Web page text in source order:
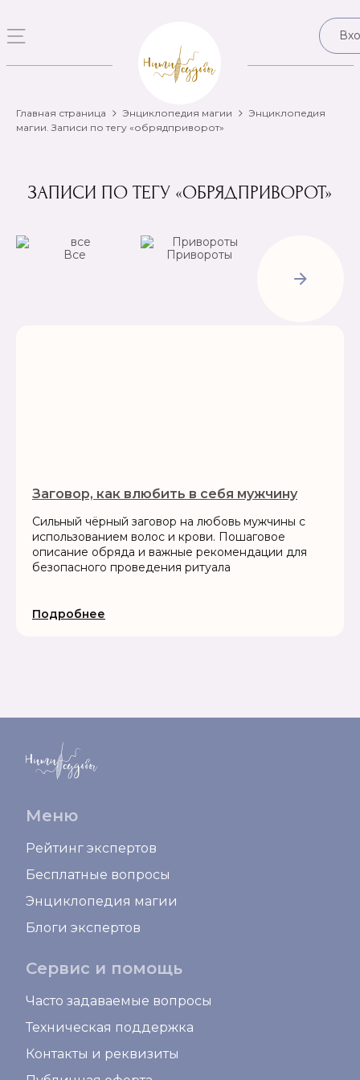
Главная страница Энциклопедия магии
Энциклопедия
магии. Записи по тегу «обрядприворот»
ЗАПИСИ ПО ТЕГУ «ОБРЯДПРИВОРОТ»
Все
Привороты
Рассорки
Заговор, как влюбить в себя мужчину
Сильный чёрный заговор на любовь мужчины с
использованием волос и крови. Пошаговое
описание обряда и важные рекомендации для
безопасного проведения ритуала
Подробнее
Меню
Рейтинг экспертов
Бесплатные вопросы
Энциклопедия магии
Блоги экспертов
Сервис и помощь
Часто задаваемые вопросы
Техническая поддержка
Контакты и реквизиты